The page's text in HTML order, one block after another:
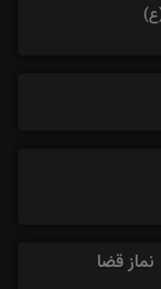
نماز قضا